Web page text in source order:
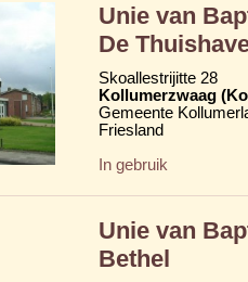
Unie van
De
Skoallestrijitte 28
Kollumerzwaag
Gemeente
Friesland
In gebruik
Unie van
Bethel